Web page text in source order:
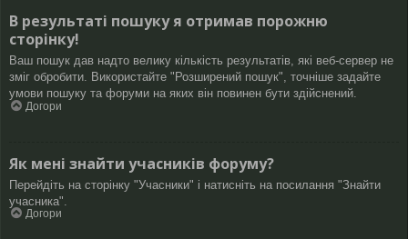
В результаті пошуку я отримав порожню
сторінку!
Ваш пошук дав надто велику кількість результатів, які веб-сервер не
зміг обробити. Використайте "Розширений пошук", точніше задайте
умови пошуку та форуми на яких він повинен бути здійснений.
Догори
Як мені знайти учасників форуму?
Перейдіть на сторінку "Учасники" і натисніть на посилання "Знайти
учасника".
Догори